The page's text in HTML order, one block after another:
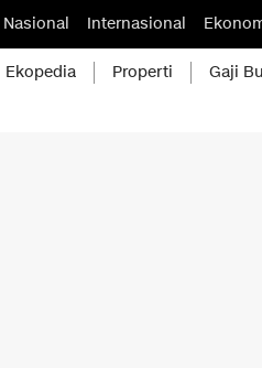
Nasional Internasional
Ekopedia Properti Gaji